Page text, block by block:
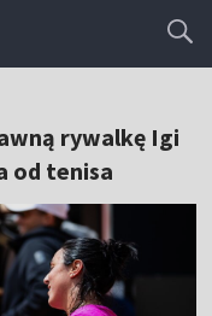
rywalkę Igi
od tenisa